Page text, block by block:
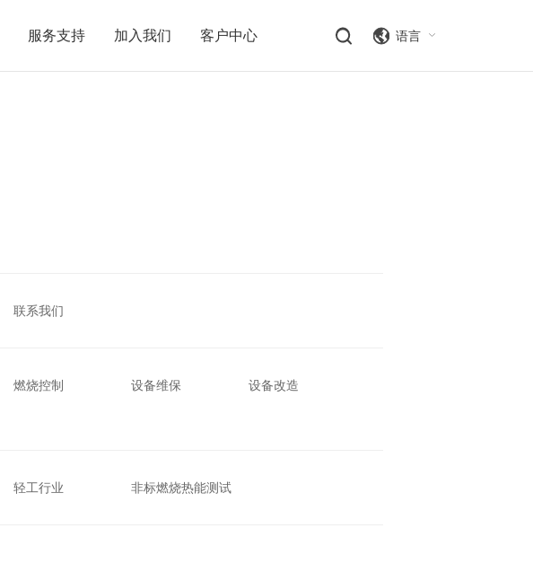
服务支持 加入我们 客户中心 语言
联系我们
燃烧控制 设备维保
设备改造
轻工行业 非标燃烧热能测试